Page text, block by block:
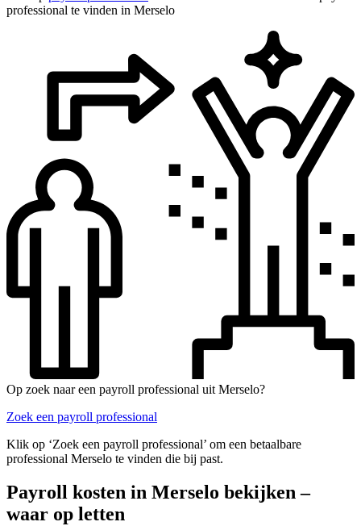
professional te vinden in Merselo
Op zoek naar een payroll professional uit Merselo?
Zoek een payroll professional
Klik op ‘Zoek een payroll professional’ om een betaalbare
professional Merselo te vinden die bij past.
Payroll kosten in Merselo bekijken –
waar op letten